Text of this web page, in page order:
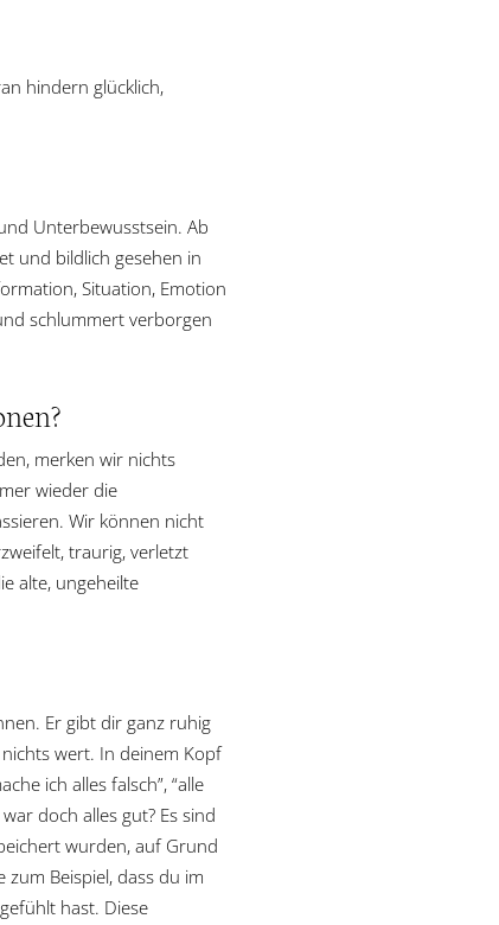
hindern glücklich,
Unterbewusstsein. Ab
und bildlich gesehen in
Situation, Emotion
schlummert verborgen
merken wir nichts
wieder die
Wir können nicht
traurig, verletzt
alte, ungeheilte
Er gibt dir ganz ruhig
wert. In deinem Kopf
ich alles falsch”, “alle
doch alles gut? Es sind
wurden, auf Grund
Beispiel, dass du im
hast. Diese